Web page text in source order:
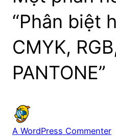
“Phân biệt
CMYK,
PANTONE”
A WordPress Commenter